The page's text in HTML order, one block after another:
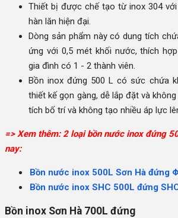
Thiết bị được chế tạo từ inox 304
hàn lăn hiện đại.
Dòng sản phẩm này có dung tích
ứng với 0,5 mét khối nước, thích
gia đình có 1 - 2 thành viên.
Bồn inox đứng 500 L có sức chứa
thiết kế gọn gàng, dễ lắp đặt và
tích bố trí và không tạo nhiều áp lực
=> Xem thêm: 2 loại bồn nước inox đứng
nay:
Bồn nước inox 500L Sơn Hà đứng
Bồn nước inox SHC 500L đứng
Bồn inox Sơn Hà 700L đứng